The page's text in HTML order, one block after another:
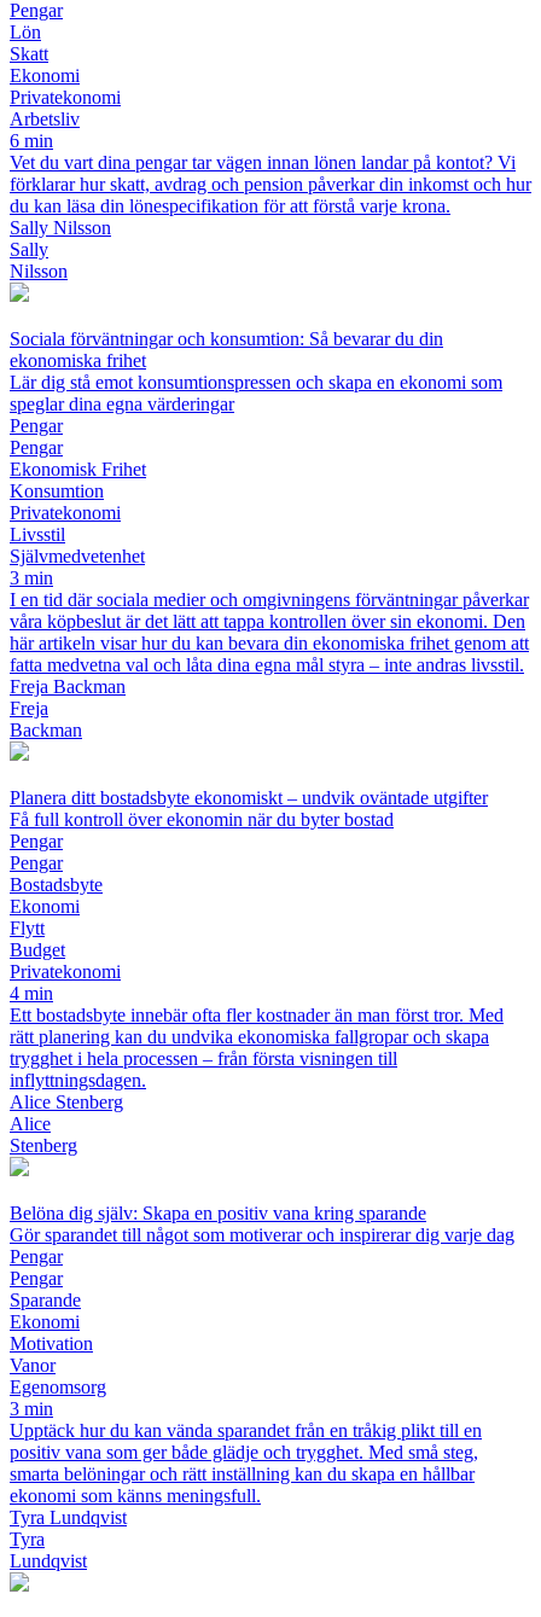
Pengar
Lön
Skatt
Ekonomi
Privatekonomi
Arbetsliv
6 min
Vet du vart dina pengar tar vägen innan lönen landar på kontot? Vi
förklarar hur skatt, avdrag och pension påverkar din inkomst och hur
du kan läsa din lönespecifikation för att förstå varje krona.
Sally Nilsson
Sally
Nilsson
Sociala förväntningar och konsumtion: Så bevarar du din
ekonomiska frihet
Lär dig stå emot konsumtionspressen och skapa en ekonomi som
speglar dina egna värderingar
Pengar
Pengar
Ekonomisk Frihet
Konsumtion
Privatekonomi
Livsstil
Självmedvetenhet
3 min
I en tid där sociala medier och omgivningens förväntningar påverkar
våra köpbeslut är det lätt att tappa kontrollen över sin ekonomi. Den
här artikeln visar hur du kan bevara din ekonomiska frihet genom att
fatta medvetna val och låta dina egna mål styra – inte andras livsstil.
Freja Backman
Freja
Backman
Planera ditt bostadsbyte ekonomiskt – undvik oväntade utgifter
Få full kontroll över ekonomin när du byter bostad
Pengar
Pengar
Bostadsbyte
Ekonomi
Flytt
Budget
Privatekonomi
4 min
Ett bostadsbyte innebär ofta fler kostnader än man först tror. Med
rätt planering kan du undvika ekonomiska fallgropar och skapa
trygghet i hela processen – från första visningen till
inflyttningsdagen.
Alice Stenberg
Alice
Stenberg
Belöna dig själv: Skapa en positiv vana kring sparande
Gör sparandet till något som motiverar och inspirerar dig varje dag
Pengar
Pengar
Sparande
Ekonomi
Motivation
Vanor
Egenomsorg
3 min
Upptäck hur du kan vända sparandet från en tråkig plikt till en
positiv vana som ger både glädje och trygghet. Med små steg,
smarta belöningar och rätt inställning kan du skapa en hållbar
ekonomi som känns meningsfull.
Tyra Lundqvist
Tyra
Lundqvist